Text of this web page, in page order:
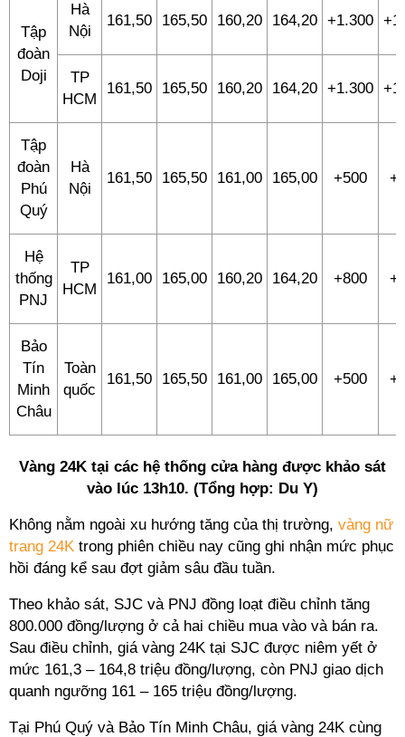
Tập
đoàn
Doji
Hà
Nội
161,50 165,50 160,20 164,20 +1.300
TP
HCM
161,50 165,50 160,20 164,20 +1.300
Tập
đoàn
Phú
Quý
Hà
Nội
161,50 165,50 161,00 165,00 +500
Hệ
thống
PNJ
TP
HCM
161,00 165,00 160,20 164,20 +800
Bảo
Tín
Minh
Châu
Toàn
quốc
161,50 165,50 161,00 165,00 +500
Vàng 24K tại các hệ thống cửa hàng được khảo sát
vào lúc 13h10. (Tổng hợp: Du Y)
Không nằm ngoài xu hướng tăng của thị trường, vàng nữ
trang 24K trong phiên chiều nay cũng ghi nhận mức phục
hồi đáng kể sau đợt giảm sâu đầu tuần.
Theo khảo sát, SJC và PNJ đồng loạt điều chỉnh tăng
800.000 đồng/lượng ở cả hai chiều mua vào và bán ra.
Sau điều chỉnh, giá vàng 24K tại SJC được niêm yết ở
mức 161,3 – 164,8 triệu đồng/lượng, còn PNJ giao dịch
quanh ngưỡng 161 – 165 triệu đồng/lượng.
Tại Phú Quý và Bảo Tín Minh Châu, giá vàng 24K cùng